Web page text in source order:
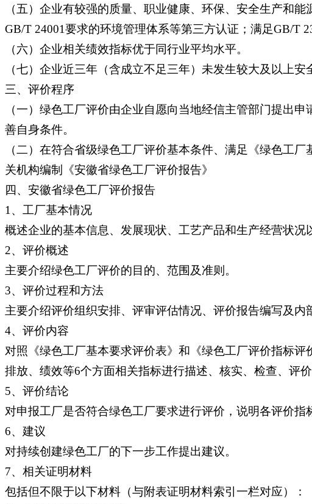
（五）企业有较强的质量、职业健康、环保、安全生产和
GB/T 24001要求的环境管理体系等第三方认证；满足GB/T
（六）企业相关绩效指标优于同行业平均水平。
（七）企业近三年（含成立不足三年）未发生较大及以上
三、评价程序
（一）绿色工厂评价由企业自愿向当地经信主管部门提出
善自身条件。
（二）在符合省级绿色工厂评价基本条件、满足《绿色工
关机构编制《安徽省绿色工厂评价报告》
四、安徽省绿色工厂评价报告
1、工厂基本情况
概述企业的基本信息、发展现状、工艺产品和生产经营状况
2、评价概述
主要介绍绿色工厂评价的目的、范围及准则。
3、评价过程和方法
主要介绍评价组织安排、评审评估情况、评价报告编写及内
4、评价内容
对照《绿色工厂基本要求评价表》和《绿色工厂评价指标
排放、绩效等6个方面相关指标进行描述、核实、检查、评价
5、评价结论
对申报工厂是否符合绿色工厂要求进行评价，说明各评价
6、建议
对持续创建绿色工厂的下一步工作提出建议。
7、相关证明材料
包括但不限于以下材料（与附表证明材料索引一栏对应）：